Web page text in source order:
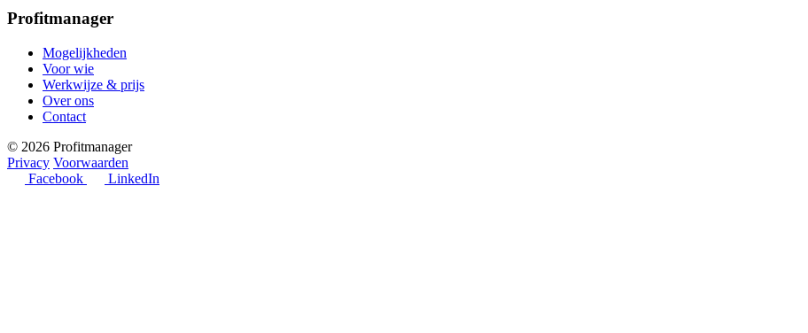
Profitmanager
Mogelijkheden
Voor wie
Werkwijze & prijs
Over ons
Contact
© 2026 Profitmanager
Privacy Voorwaarden
Facebook
LinkedIn